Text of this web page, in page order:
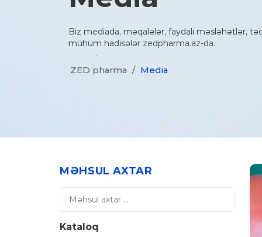
Biz mediada, məqalələr, faydalı məsləhətlər,
mühüm hadisələr zedpharma.az-da.
ZED pharma / Media
MƏHSUL AXTAR
Kataloq